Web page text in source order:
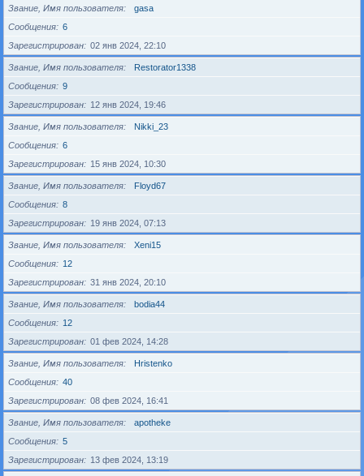
Звание, Имя пользователя
gasa
Сообщения
6
Зарегистрирован
02 янв 2024, 22:10
Звание, Имя пользователя
Restorator1338
Сообщения
9
Зарегистрирован
12 янв 2024, 19:46
Звание, Имя пользователя
Nikki_23
Сообщения
6
Зарегистрирован
15 янв 2024, 10:30
Звание, Имя пользователя
Floyd67
Сообщения
8
Зарегистрирован
19 янв 2024, 07:13
Звание, Имя пользователя
Xeni15
Сообщения
12
Зарегистрирован
31 янв 2024, 20:10
Звание, Имя пользователя
bodia44
Сообщения
12
Зарегистрирован
01 фев 2024, 14:28
Звание, Имя пользователя
Hristenko
Сообщения
40
Зарегистрирован
08 фев 2024, 16:41
Звание, Имя пользователя
apotheke
Сообщения
5
Зарегистрирован
13 фев 2024, 13:19